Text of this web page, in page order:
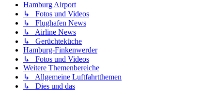
Hamburg Airport
↳ Fotos und Videos
↳ Flughafen News
↳ Airline News
↳ Gerüchteküche
Hamburg-Finkenwerder
↳ Fotos und Videos
Weitere Themenbereiche
↳ Allgemeine Luftfahrtthemen
↳ Dies und das